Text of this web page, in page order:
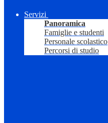
Servizi
Panoramica
Famiglie e studenti
Personale scolastico
Percorsi di studio